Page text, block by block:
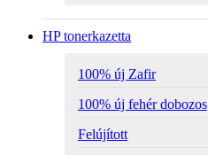
HP tonerkazetta
100% új Zafir
100% új fehér dobozos
Felújított